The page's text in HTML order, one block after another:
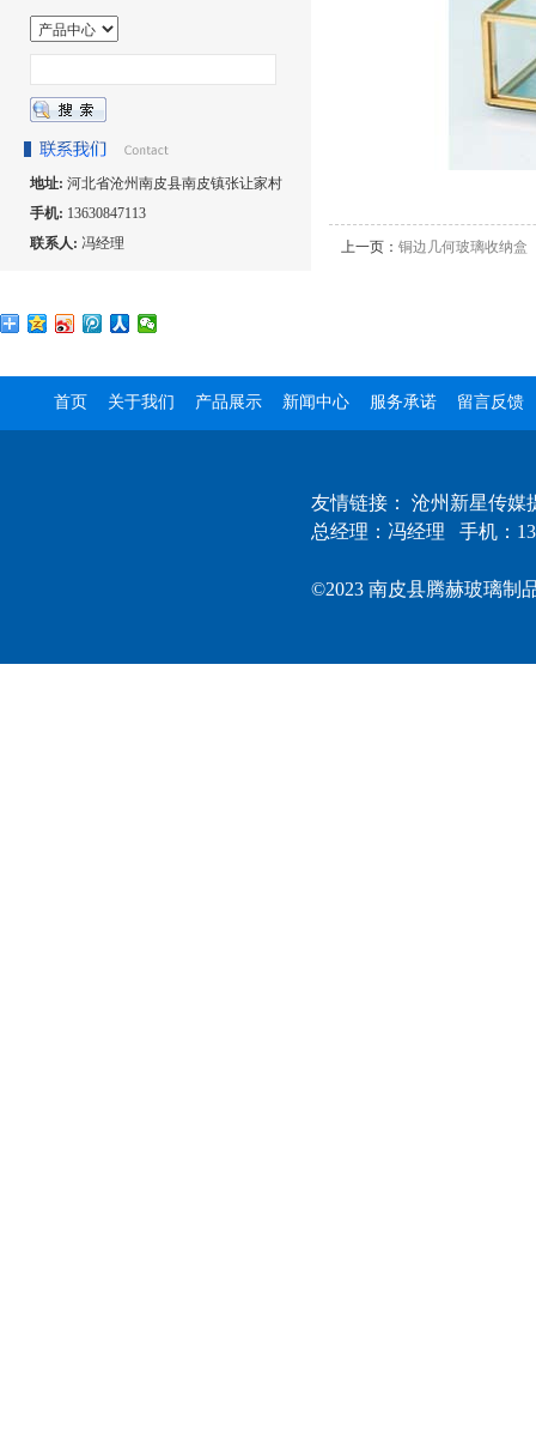
地址: 河北省沧州南皮县南皮镇张让家村
手机: 13630847113
联系人: 冯经理 上一页： 铜边几何玻璃收纳盒
首页 关于我们 产品展示 新闻中心 服务承诺 留言反馈
友情链接： 沧州新星传媒
总经理：冯经理 手机：
©2023 南皮县腾赫玻璃